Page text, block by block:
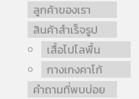
ลูกค้าของเรา
สินค้าสำเร็จรูป
เสื้อโปโลพื้น
กางเกงคาโก้
คำถามที่พบบ่อย